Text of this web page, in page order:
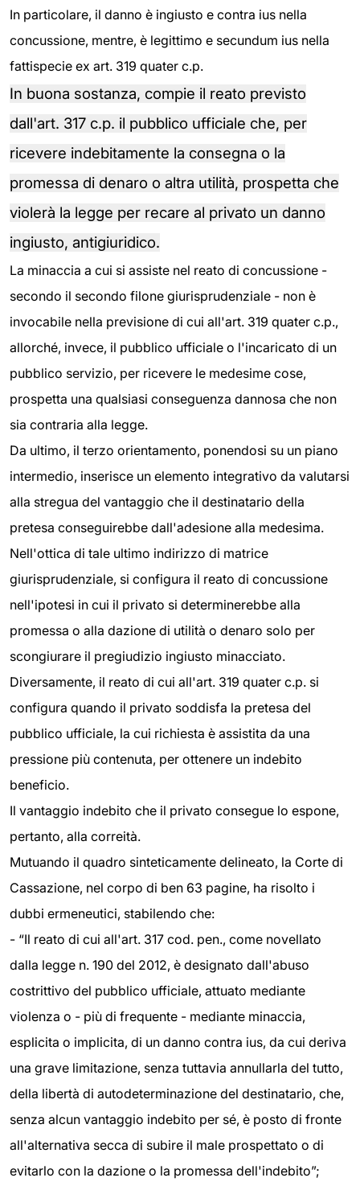
In particolare, il danno è ingiusto e contra ius nella
concussione, mentre, è legittimo e secundum ius nella
fattispecie ex art. 319 quater c.p.
In buona sostanza, compie il reato previsto
dall'art. 317 c.p. il pubblico ufficiale che, per
ricevere indebitamente la consegna o la
promessa di denaro o altra utilità, prospetta che
violerà la legge per recare al privato un danno
ingiusto, antigiuridico.
La minaccia a cui si assiste nel reato di concussione -
secondo il secondo filone giurisprudenziale - non è
invocabile nella previsione di cui all'art. 319 quater c.p.,
allorché, invece, il pubblico ufficiale o l'incaricato di un
pubblico servizio, per ricevere le medesime cose,
prospetta una qualsiasi conseguenza dannosa che non
sia contraria alla legge.
Da ultimo, il terzo orientamento, ponendosi su un piano
intermedio, inserisce un elemento integrativo da valutarsi
alla stregua del vantaggio che il destinatario della
pretesa conseguirebbe dall'adesione alla medesima.
Nell'ottica di tale ultimo indirizzo di matrice
giurisprudenziale, si configura il reato di concussione
nell'ipotesi in cui il privato si determinerebbe alla
promessa o alla dazione di utilità o denaro solo per
scongiurare il pregiudizio ingiusto minacciato.
Diversamente, il reato di cui all'art. 319 quater c.p. si
configura quando il privato soddisfa la pretesa del
pubblico ufficiale, la cui richiesta è assistita da una
pressione più contenuta, per ottenere un indebito
beneficio.
Il vantaggio indebito che il privato consegue lo espone,
pertanto, alla correità.
Mutuando il quadro sinteticamente delineato, la Corte di
Cassazione, nel corpo di ben 63 pagine, ha risolto i
dubbi ermeneutici, stabilendo che:
- “Il reato di cui all'art. 317 cod. pen., come novellato
dalla legge n. 190 del 2012, è designato dall'abuso
costrittivo del pubblico ufficiale, attuato mediante
violenza o - più di frequente - mediante minaccia,
esplicita o implicita, di un danno contra ius, da cui deriva
una grave limitazione, senza tuttavia annullarla del tutto,
della libertà di autodeterminazione del destinatario, che,
senza alcun vantaggio indebito per sé, è posto di fronte
all'alternativa secca di subire il male prospettato o di
evitarlo con la dazione o la promessa dell'indebito”;